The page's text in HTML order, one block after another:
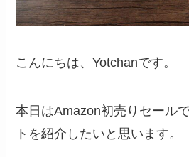
こんにちは、Yotchanです。
本日はAmazon初売りセール
トを紹介したいと思います。